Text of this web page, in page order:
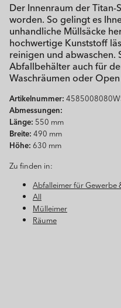
Der Innenraum der
worden. So gelingt es
unhandliche Müllsäcke
hochwertige Kunststoff
reinigen und abwaschen.
Abfallbehälter auch für
Waschräumen oder
Artikelnummer:
Abmessungen:
Länge: 550 mm
Breite: 490 mm
Höhe: 630 mm
Zu finden in:
Abfalleimer für Gewerbe
All
Mülleimer
Räume